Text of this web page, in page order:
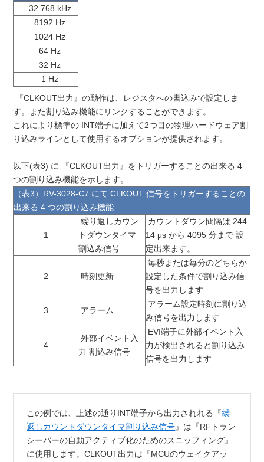
32.768 kHz
8192 Hz
1024 Hz
64 Hz
32 Hz
1 Hz
『CLKOUT出力』の動作は、レジスタへの書込みで設定しま
す。また割り込み機能にリンクすることができます。
これにより標準の INT端子に加えて2つ目の物理ハードウェア割
り込みラインとして使用するオプションが提供されます。
以下(表3) に 『CLKOUT出力』をトリガーすることの出来る 4
つの割り込み機能を示します。
（表3）RV-3028-C7 にて CLKOUT 信号をトリガーすることの
出来る 4 つの割り込み機能
1
繰り返しカウン
トダウンタイマ
割込み信号
カウントダウン間隔は 244.
14 μs から 4095 分まで 設
定出来ます。
2 時刻更新
毎秒または毎分のどちらか
設定した条件で割り込み信
号を出力します
3 アラーム
アラーム設定時刻に割り込
み信号を出力します
4
外部イベント入
力 割込み信号
EVI端子に外部イベント入
力が検出されると割り込み
信号を出力します
この例では、上述の通りINT端子から出力されれる『繰
返しカウントダウンタイマ割り込み信号』は『RFトラン
シーバーの自動アクティブ化のためのスニッフィング』
に使用します。CLKOUT出力は『MCUのウェイクアッ